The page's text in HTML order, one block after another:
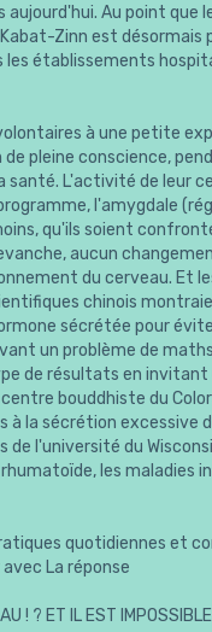
Au point que
Zinn est désormais
établissements
à une petite
pleine conscience,
santé. L'activité de leur
l'amygdale
qu'ils soient
aucun
du cerveau. Et
chinois
sécrétée pour
un problème de
de résultats en invitant
bouddhiste du
la sécrétion excessive
de l'université du
les maladies
quotidiennes et
La réponse
! ? ET IL EST